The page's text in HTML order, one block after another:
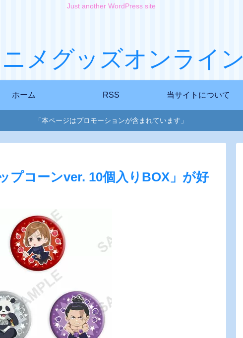
Just another WordPress site
メグッズオンライン
ホーム RSS 当サイトについて
「本ページはプロモーションが含まれています」
プコーンver. 10個入りBOX」が好